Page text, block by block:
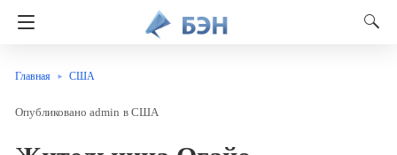
Главная США
admin в США